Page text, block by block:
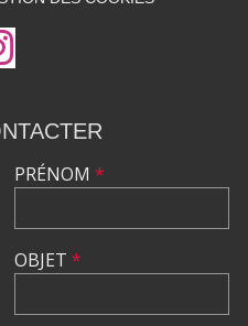
PRÉNOM *
OBJET *